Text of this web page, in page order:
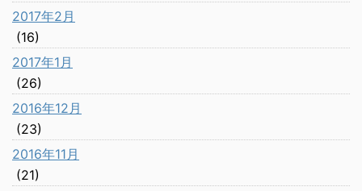
2017年2月
(16)
2017年1月
(26)
2016年12月
(23)
2016年11月
(21)